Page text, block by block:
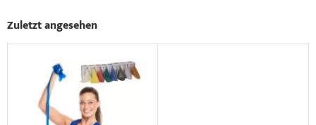
Zuletzt angesehen